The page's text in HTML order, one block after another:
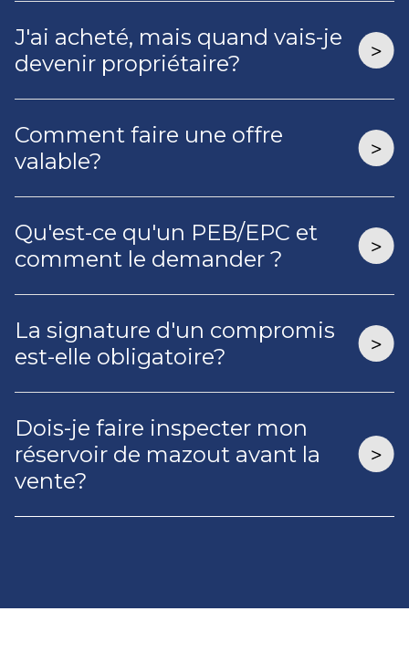
J'ai acheté, mais quand vais-je
devenir propriétaire?
Comment faire une offre
valable?
Qu'est-ce qu'un PEB/EPC et
comment le demander ?
La signature d'un compromis
est-elle obligatoire?
Dois-je faire inspecter mon
réservoir de mazout avant la
vente?